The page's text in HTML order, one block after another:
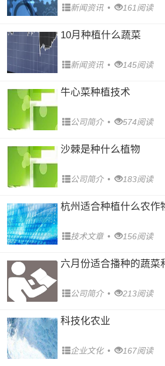
新闻资讯 • 161阅读
10月种植什么蔬菜
新闻资讯 • 145阅读
牛心菜种植技术
公司简介 • 574阅读
沙棘是种什么植物
公司简介 • 183阅读
杭州适合种植什么农作
技术文章 • 156阅读
六月份适合播种的蔬菜
公司简介 • 213阅读
科技化农业
企业文化 • 167阅读